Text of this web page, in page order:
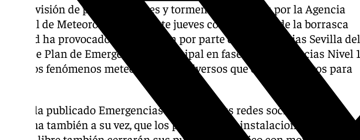
La previsión de precipitaciones y tormentas previstas por la Agencia
Estatal de Meteorología para este jueves con la llegada de la borrasca
Konrad ha provocado la activación por parte de Emergencias Sevilla del
Plan de Plan de Emergencias Municipal en fase Preemergencias Nivel 1
ante los fenómenos meteorológicos adversos que están previstos para
Así lo la publicado Emergencias Sevilla en sus redes sociales, donde
informa también a su vez, que los parques y las instalaciones deportivas